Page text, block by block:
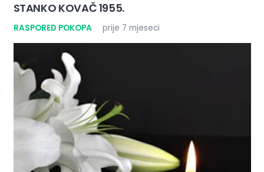
STANKO KOVAČ 1955.
RASPORED POKOPA prije 7 mjeseci